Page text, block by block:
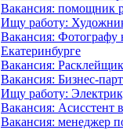
Вакансия: помощник
Ищу работу:
Вакансия: Фотографу
Екатеринбурге
Вакансия:
Вакансия: Бизнес-
Ищу работу:
Вакансия: Асисстент
Вакансия: менеджер